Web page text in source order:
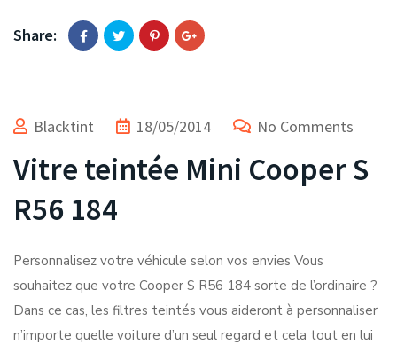
Share:
Blacktint 18/05/2014 No Comments
Vitre teintée Mini Cooper S
R56 184
Personnalisez votre véhicule selon vos envies Vous
souhaitez que votre Cooper S R56 184 sorte de l’ordinaire ?
Dans ce cas, les filtres teintés vous aideront à personnaliser
n’importe quelle voiture d’un seul regard et cela tout en lui